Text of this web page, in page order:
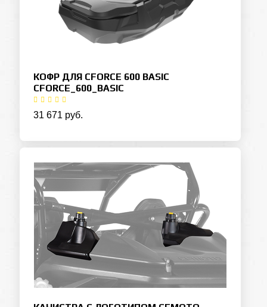
КОФР ДЛЯ CFORCE 600 BASIC
CFORCE_600_BASIC
31 671 руб.